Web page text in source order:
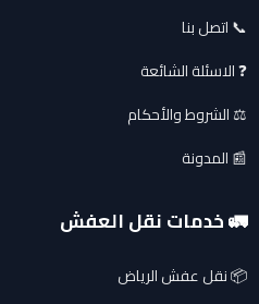
📞 اتصل بنا
❓ الاسئلة الشائعة
⚖️ الشروط والأحكام
📰 المدونة
🚛 خدمات نقل العفش
📦 نقل عفش الرياض